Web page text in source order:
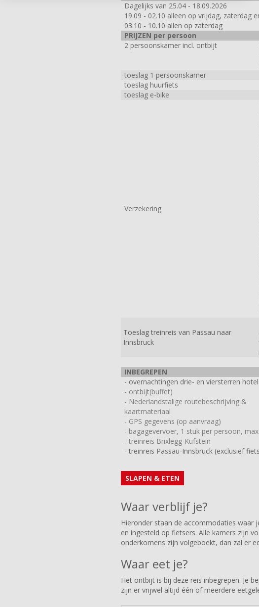
Dagelijks van 25.04 - 18.09.2026
19.09 - 02.10 alleen op vrijdag, zaterdag
03.10 - 10.10 allen op zaterdag
PRIJZEN per persoon
2 persoonskamer incl. ontbijt
toeslag 1 persoonskamer
toeslag huurfiets
toeslag e-bike
Verzekering
Toeslag treinreis van Passau naar
Innsbruck
INBEGREPEN
- overnachtingen drie- en viersterren
- ontbijt(buffet)
- Nederlandstalige routebeschrijving &
kaartmateriaal
- GPS gegevens (op aanvraag)
- bagagevervoer, 1 stuk per persoon,
- treinreis Brixlegg-Kufstein
- treinreis Passau-Innsbruck (exclusief
SLAPEN & ETEN
Waar verblijf je?
Hieronder staan de accommodaties waar
en ingesteld op fietsers. Alle kamers zijn
onderkomens zijn volgeboekt, dan zal er
Waar eet je?
Het ontbijt is bij deze reis inbegrepen. Je
zijn er vrijwel altijd één of meerdere